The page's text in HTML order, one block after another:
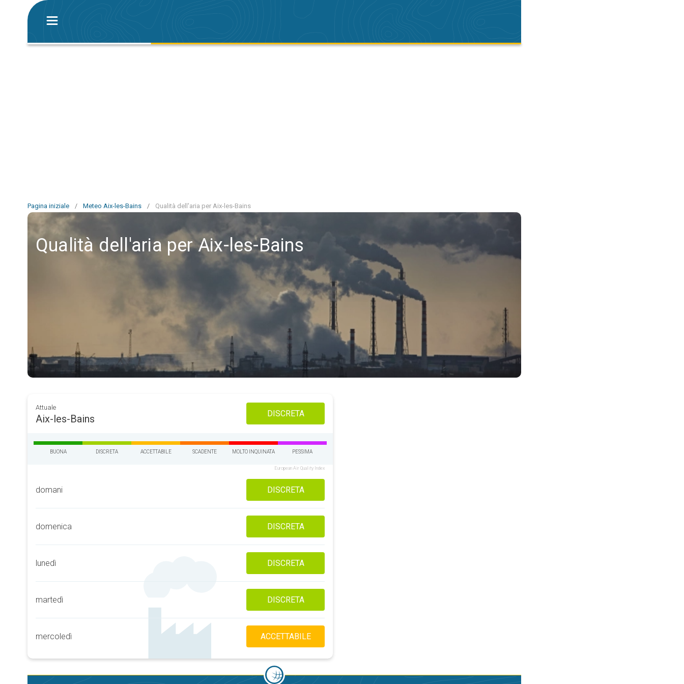
Pagina iniziale / Meteo Aix-les-Bains / Qualità dell'aria per Aix-les-Bains
Qualità dell'aria per Aix-les-Bains
Attuale
Aix-les-Bains DISCRETA
BUONA DISCRETA ACCETTABILE SCADENTE MOLTO INQUINATA PESSIMA
European Air Quality Index
domani DISCRETA
domenica DISCRETA
lunedì DISCRETA
martedì DISCRETA
mercoledì ACCETTABILE